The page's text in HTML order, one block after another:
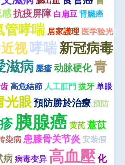
抗疫屏障 白扁豆 肾臟癌
管哮喘 居家護理 医学验光
近视哮喘新冠病毒
滋病 壓瘡 动脉硬化青
高危結節 人工肛門 拔牙 单眼
光眼預防勝於治療 预防
胰腺癌 黄芪 薏苡
染病 患膝骨关节炎 安装假
病 病毒变异 高血壓化